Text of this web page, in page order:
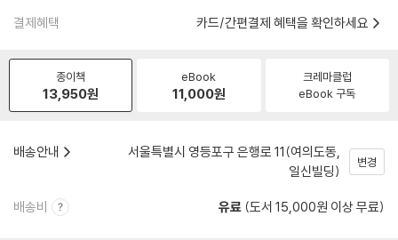
결제혜택 카드/간편결제 혜택을 확인하세요
종이책
13,950원
eBook
11,000원
크레마클럽
eBook 구독
배송안내
서울특별시 영등포구 은행로 11(여의도동,
일신빌딩)
변경
배송비 유료 (도서 15,000원 이상 무료)